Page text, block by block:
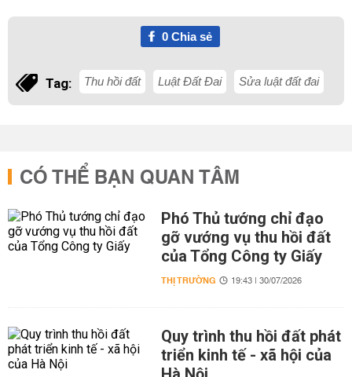
0Chia sẻ
Tag: Thu hồi đất Luật Đất Đai Sửa luật đất đai
CÓ THỂ BẠN QUAN TÂM
Phó Thủ tướng chỉ đạo
gỡ vướng vụ thu hồi đất
của Tổng Công ty Giấy
THỊ TRƯỜNG 19:43 | 30/07/2026
Quy trình thu hồi đất phát
triển kinh tế - xã hội của